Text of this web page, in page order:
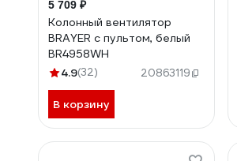
5 709 ₽
Колонный вентилятор
BRAYER с пультом, белый
BR4958WH
4.9(32) 20863119
В корзину